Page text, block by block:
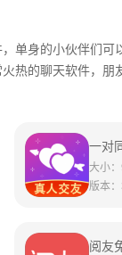
单身的小伙伴们可
热的聊天软件，朋
一对
大小：
版本：
阅友